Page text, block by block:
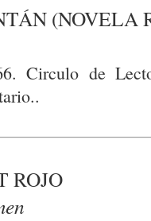
(NOVELA
Circulo de
ROJO